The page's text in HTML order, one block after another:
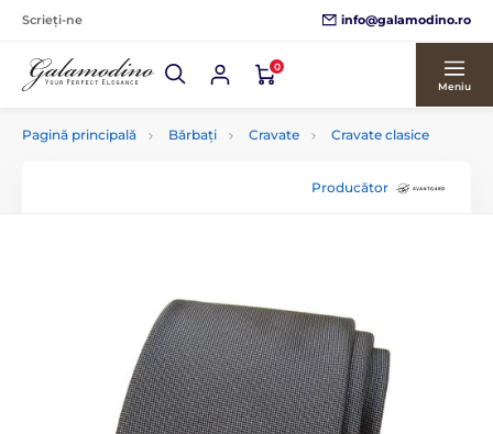
Scrieți-ne info@galamodino.ro
0
Meniu
Pagină principală Bărbați Cravate Cravate clasice
Producător